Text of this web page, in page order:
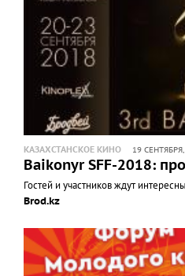
КАЗАХСТАНСКОЕ КИНО 19
Baikonyr SFF-2018:
Гостей и участников ждут
Brod.kz